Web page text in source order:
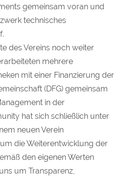
gemeinsam voran und
technisches
des Vereins noch weiter
mehrere
mit einer Finanzierung der
(DFG) gemeinsam
in der
hat sich schließlich unter
neuen Verein
die Weiterentwicklung der
den eigenen Werten
um Transparenz,